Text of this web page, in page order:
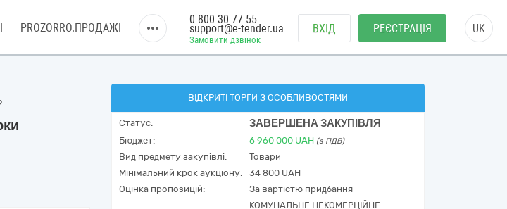
PROZORRO.ПРОДАЖІ
Замовити дзвінок
0 800 30 77 55
support@e-tender.ua ВХІД РЕЄСТРАЦІЯ UK
ВІДКРИТІ ТОРГИ З ОСОБЛИВОСТЯМИ
Статус: ЗАВЕРШЕНА ЗАКУПІВЛЯ
Бюджет: 6 960 000 UAH (з ПДВ)
Вид предмету закупівлі:
Товари
Мінімальний крок аукціону:
34 800 UAH
Оцінка пропозицій:
За вартістю придбання
КОМУНАЛЬНЕ НЕКОМЕРЦІЙНЕ